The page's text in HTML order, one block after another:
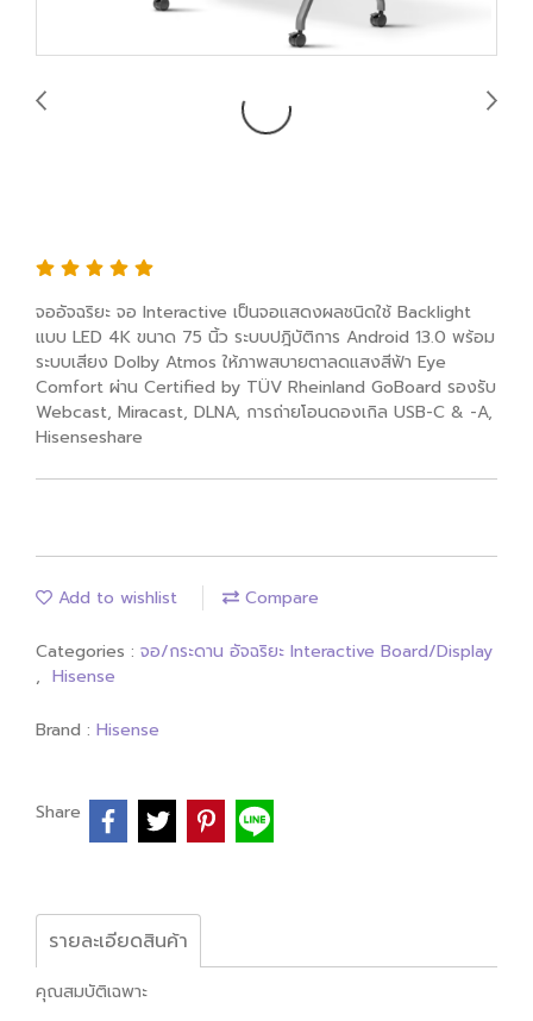
จออัจฉริยะ จอ Interactive เป็นจอแสดงผลชนิดใช้ Backlight
แบบ LED 4K ขนาด 75 นิ้ว ระบบปฎิบัติการ Android 13.0 พร้อม
ระบบเสียง Dolby Atmos ให้ภาพสบายตาลดแสงสีฟ้า Eye
Comfort ผ่าน Certified by TÜV Rheinland GoBoard รองรับ
Webcast, Miracast, DLNA, การถ่ายโอนดองเกิล USB-C & -A,
Hisenseshare
Add to wishlist Compare
Categories : จอ/กระดาน อัจฉริยะ Interactive Board/Display
, Hisense
Brand : Hisense
Share
รายละเอียดสินค้า
คุณสมบัติเฉพาะ